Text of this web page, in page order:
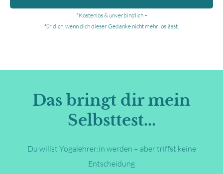
*Kostenlos & unverbindlich –
für dich, wenn dich dieser Gedanke nicht mehr loslässt.
Das bringt dir mein
Selbsttest...
Du willst Yogalehrer:in werden – aber triffst keine
Entscheidung